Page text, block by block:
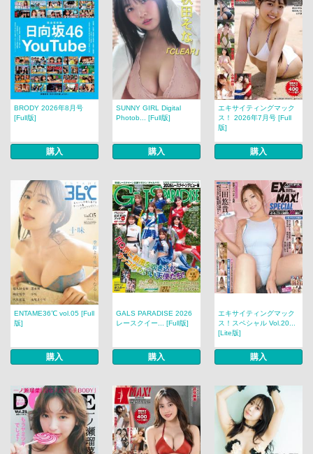
BRODY 2026年8月号
[Full版]
購入
SUNNY GIRL Digital
Photob... [Full版]
購入
エキサイティングマック
ス！ 2026年7月号 [Full
版]
購入
ENTAME36℃ vol.05 [Full
版]
購入
GALS PARADISE 2026
レースクイー... [Full版]
購入
エキサイティングマック
ス！スペシャル Vol.20...
[Lite版]
購入